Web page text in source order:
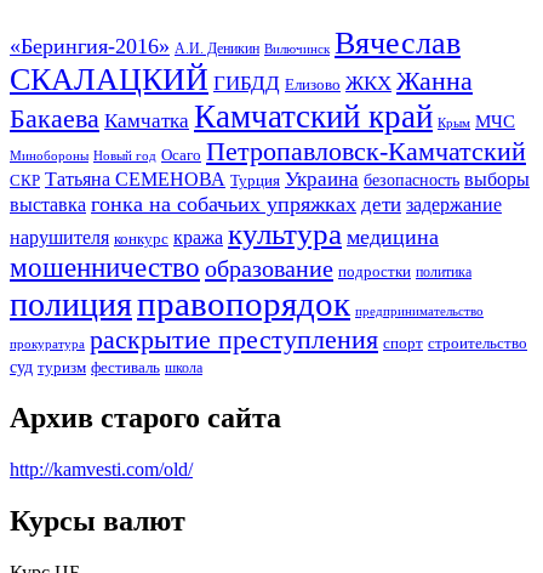
«Берингия-2016» А.И. Деникин Вилючинск Вячеслав
СКАЛАЦКИЙ ГИБДД Елизово ЖКХ Жанна
Бакаева Камчатка Камчатский край Крым МЧС
Минобороны Новый год Осаго Петропавловск-Камчатский
СКР Татьяна СЕМЕНОВА Турция Украина безопасность выборы
выставка гонка на собачьих упряжках дети задержание
нарушителя конкурс кража культура медицина
мошенничество образование подростки политика
полицияправопорядок предпринимательство
прокуратура раскрытие преступления спорт строительство
суд туризм фестиваль школа
Архив старого сайта
http://kamvesti.com/old/
ОБЩЕСТВЕННО-ПОЛИТИЧЕСКОЕ
Курсы валют